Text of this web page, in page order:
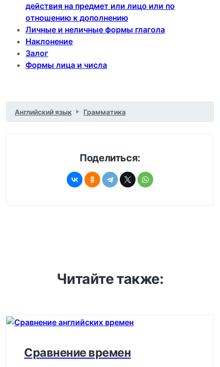
действия на предмет или лицо или по
отношению к дополнению
Личные и неличные формы глагола
Наклонение
Залог
Формы лица и числа
Английский язык Грамматика
Поделиться:
Читайте также:
Сравнение времен